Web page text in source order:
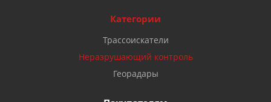
Категории
Трассоискатели
Неразрушающий контроль
Георадары